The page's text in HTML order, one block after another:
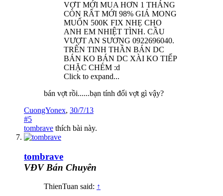
VỢT MỚI MUA HƠN 1 THÁNG
CÒN RẤT MỚI 98% GIÁ MONG
MUỐN 500K FIX NHẸ CHO
ANH EM NHIỆT TÌNH. CẦU
VƯỢT AN SƯƠNG 0922696040.
TRÊN TINH THẦN BÁN DC
BÁN KO BÁN DC XÀI KO TIẾP
CHẶC CHÉM :d
Click to expand...
bán vợt rồi......bạn tính đổi vợt gì vậy?
CuongYonex, 30/7/13
#5
tombrave thích bài này.
tombrave
VĐV Bán Chuyên
ThienTuan said: ↑